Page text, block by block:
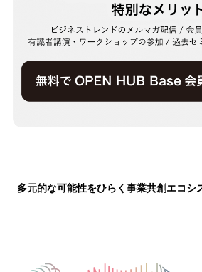
多元的な可能性をひらく事業共創エコシ